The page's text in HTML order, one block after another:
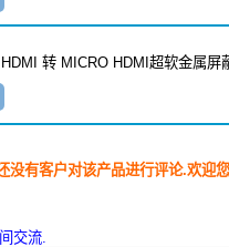
转 MICRO HDMI超软金属屏
没有客户对该产品进行评论.欢迎
交流.